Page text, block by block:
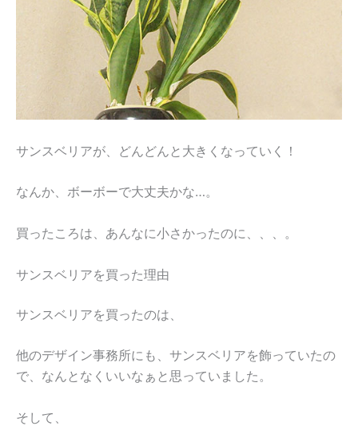
サンスベリアが、どんどんと大きくなっていく！
なんか、ボーボーで大丈夫かな…。
買ったころは、あんなに小さかったのに、、、。
サンスベリアを買った理由
サンスベリアを買ったのは、
他のデザイン事務所にも、サンスベリアを飾っていたの
で、なんとなくいいなぁと思っていました。
そして、